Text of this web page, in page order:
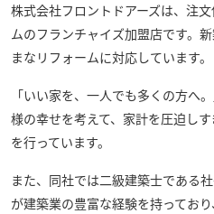
株式会社フロントドアーズは、注
ムのフランチャイズ加盟店です。
まなリフォームに対応しています。
「いい家を、一人でも多くの方へ
様の幸せを考えて、家計を圧迫し
を行っています。
また、同社では二級建築士である
が建築業の豊富な経験を持ってお